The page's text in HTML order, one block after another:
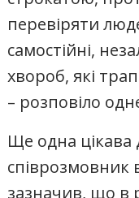
перевіряти
самостійні,
хвороб, які
– розповіло
Ще одна цікава
співрозмовник
зазначив, що в